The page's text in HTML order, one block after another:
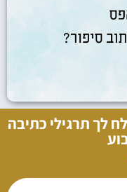
לך תרגילי כתיבה